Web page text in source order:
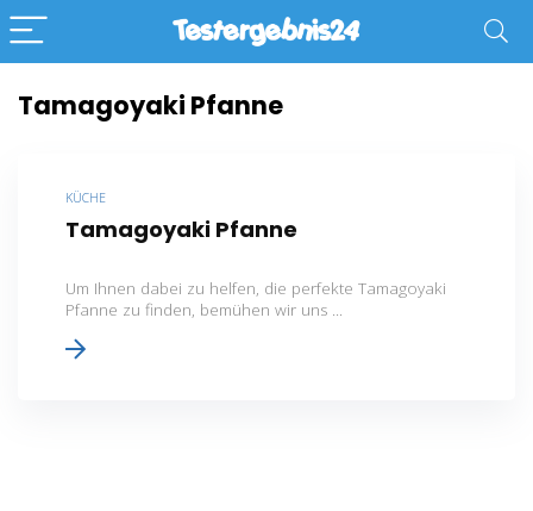
Tamagoyaki Pfanne
KÜCHE
Tamagoyaki Pfanne
Um Ihnen dabei zu helfen, die perfekte Tamagoyaki
Pfanne zu finden, bemühen wir uns ...